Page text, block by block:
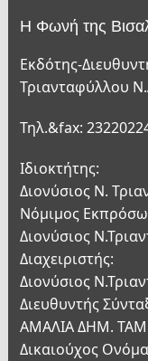
Η Φωνή της
Εκδότης-
Τριανταφύλλου
Τηλ.&fax:
Ιδιοκτήτης:
Διονύσιος Ν.
Νόμιμος
Διονύσιος
Διαχειριστής:
Διονύσιος
Διευθυντής
ΑΜΑΛΙΑ ΔΗΜ.
Δικαιούχος